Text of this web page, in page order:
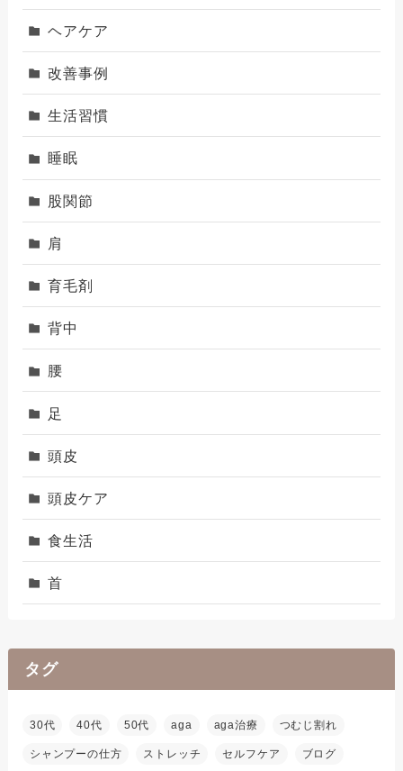
ヘアケア
改善事例
生活習慣
睡眠
股関節
肩
育毛剤
背中
腰
足
頭皮
頭皮ケア
食生活
首
タグ
30代 40代 50代 aga aga治療 つむじ割れ
シャンプーの仕方 ストレッチ セルフケア ブログ